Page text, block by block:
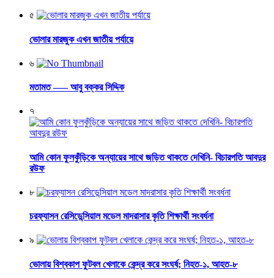
৫
ভোলার মারজুক এখন জাতীয় পর্যায়ে
৬
মতামত —– আবু বক্কর সিদ্দিক
৭
আমি কোন ফুলকুঁড়িকে অন্যায়ের সাথে জড়িত থাকতে দেখিনি- বিচারপতি আবদুর
রউফ
৮
চরফ্যাসন রেসিডেন্সিয়াল মডেল মাদরাসার কৃতি শিক্ষার্থী সংবর্ধনা
৯
ভোলায় বিশ্বকাপ ফুটবল খেলাকে কেন্দ্র করে সংঘর্ষ; নিহত-১, আহত-৮